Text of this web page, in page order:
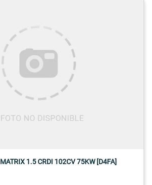
1.5 CRDI 102CV 75KW [D4FA]